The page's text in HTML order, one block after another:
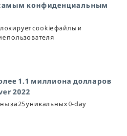
конфиденциальным
cookie файлы и
пользователя
1.1 миллиона долларов
2022
за 25 уникальных 0-day